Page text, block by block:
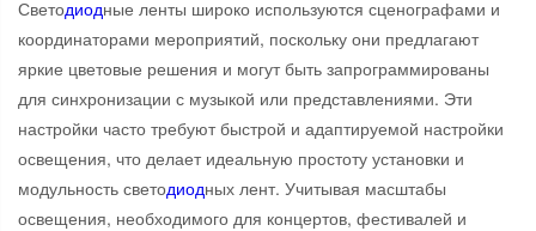
Светодиодные ленты широко используются сценографами и
координаторами мероприятий, поскольку они предлагают
яркие цветовые решения и могут быть запрограммированы
для синхронизации с музыкой или представлениями. Эти
настройки часто требуют быстрой и адаптируемой настройки
освещения, что делает идеальную простоту установки и
модульность светодиодных лент. Учитывая масштабы
освещения, необходимого для концертов, фестивалей и